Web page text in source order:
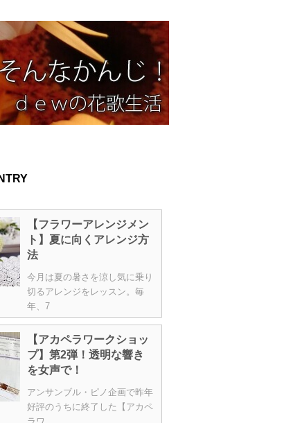
【フラワーアレンジメン
ト】夏に向くアレンジ方
法
今月は夏の暑さを涼し気に乗り
切るアレンジをレッスン。毎
年、7
【アカペラワークショッ
プ】第2弾！透明な響き
を女声で！
アンサンブル・ピノ企画で昨年
好評のうちに終了した【アカペ